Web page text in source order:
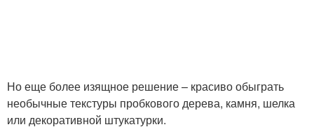
Но еще более изящное решение – красиво обыграть
необычные текстуры пробкового дерева, камня, шелка
или декоративной штукатурки.